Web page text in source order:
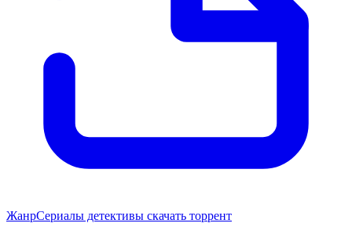
ЖанрСериалы детективы скачать торрент